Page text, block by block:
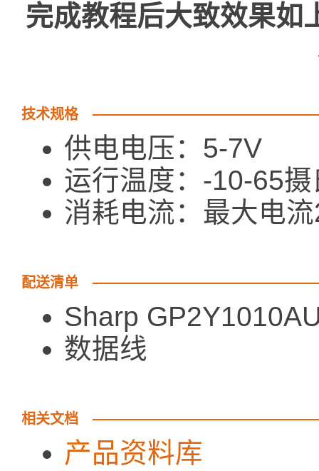
完成教程后大致效果如
技术规格
供电电压：5-7V
运行温度：-10-65摄
消耗电流：最大电
配送清单
Sharp
数据线
相关文档
产品资料库